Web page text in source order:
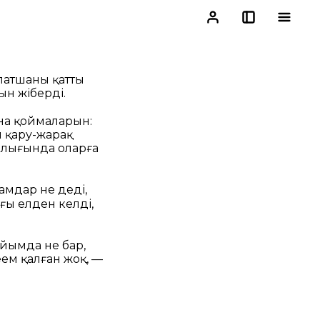
қатты
жіберді.
қоймаларын:
қару-жарақ
оларға
не деді,
елден келді,
не бар,
қалған жоқ, —